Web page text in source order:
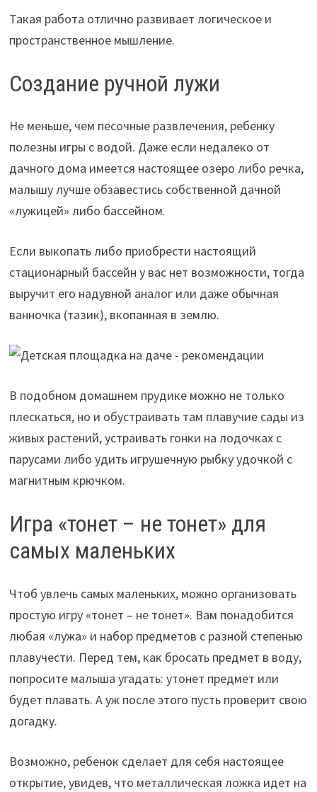
Такая работа отлично развивает логическое и
пространственное мышление.
Создание ручной лужи
Не меньше, чем песочные развлечения, ребенку
полезны игры с водой. Даже если недалеко от
дачного дома имеется настоящее озеро либо речка,
малышу лучше обзавестись собственной дачной
«лужицей» либо бассейном.
Если выкопать либо приобрести настоящий
стационарный бассейн у вас нет возможности, тогда
выручит его надувной аналог или даже обычная
ванночка (тазик), вкопанная в землю.
В подобном домашнем прудике можно не только
плескаться, но и обустраивать там плавучие сады из
живых растений, устраивать гонки на лодочках с
парусами либо удить игрушечную рыбку удочкой с
магнитным крючком.
Игра «тонет – не тонет» для
самых маленьких
Чтоб увлечь самых маленьких, можно организовать
простую игру «тонет – не тонет». Вам понадобится
любая «лужа» и набор предметов с разной степенью
плавучести. Перед тем, как бросать предмет в воду,
попросите малыша угадать: утонет предмет или
будет плавать. А уж после этого пусть проверит свою
догадку.
Возможно, ребенок сделает для себя настоящее
открытие, увидев, что металлическая ложка идет на